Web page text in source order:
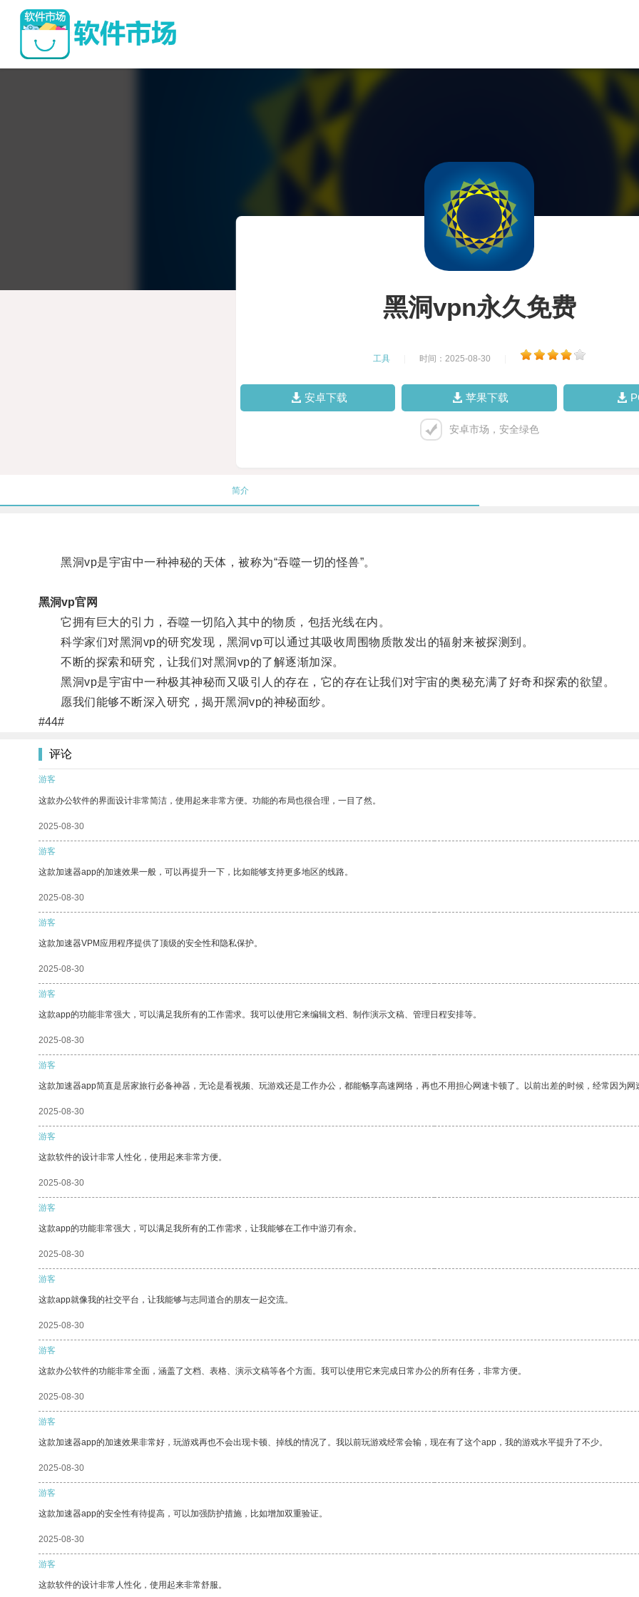
黑洞vpn永久免费
工具 时间：2025-08-30
安卓下载 苹果下载
安卓市场，安全绿色
简介
黑洞vp是宇宙中一种神秘的天体，被称为“吞噬一切的怪兽”。
黑洞vp官网
它拥有巨大的引力，吞噬一切陷入其中的物质，包括光线在内。
科学家们对黑洞vp的研究发现，黑洞vp可以通过其吸收周围物质散发出的辐射来被探测到。
不断的探索和研究，让我们对黑洞vp的了解逐渐加深。
黑洞vp是宇宙中一种极其神秘而又吸引人的存在，它的存在让我们对宇宙的奥秘充满了好奇和探索的欲望。
愿我们能够不断深入研究，揭开黑洞vp的神秘面纱。
#44#
评论
游客
这款办公软件的界面设计非常简洁，使用起来非常方便。功能的布局也很合理，一目了然。
2025-08-30
游客
这款加速器app的加速效果一般，可以再提升一下，比如能够支持更多地区的线路。
2025-08-30
游客
这款加速器VPM应用程序提供了顶级的安全性和隐私保护。
2025-08-30
游客
这款app的功能非常强大，可以满足我所有的工作需求。我可以使用它来编辑文档、制作演示文稿、管理日程安排等。
2025-08-30
游客
这款加速器app简直是居家旅行必备神器，无论是看视频、玩游戏还是工作办公，都能畅享高速网络，再也不用担心网速卡顿了。以前出差的时候，经常因为
2025-08-30
游客
这款软件的设计非常人性化，使用起来非常方便。
2025-08-30
游客
这款app的功能非常强大，可以满足我所有的工作需求，让我能够在工作中游刃有余。
2025-08-30
游客
这款app就像我的社交平台，让我能够与志同道合的朋友一起交流。
2025-08-30
游客
这款办公软件的功能非常全面，涵盖了文档、表格、演示文稿等各个方面。我可以使用它来完成日常办公的所有任务，非常方便。
2025-08-30
游客
这款加速器app的加速效果非常好，玩游戏再也不会出现卡顿、掉线的情况了。我以前玩游戏经常会输，现在有了这个app，我的游戏水平提升了不少。
2025-08-30
游客
这款加速器app的安全性有待提高，可以加强防护措施，比如增加双重验证。
2025-08-30
游客
这款软件的设计非常人性化，使用起来非常舒服。